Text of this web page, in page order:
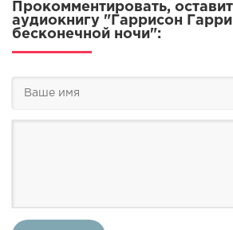
Прокомментировать,
аудиокнигу "Гаррисон
бесконечной ночи":